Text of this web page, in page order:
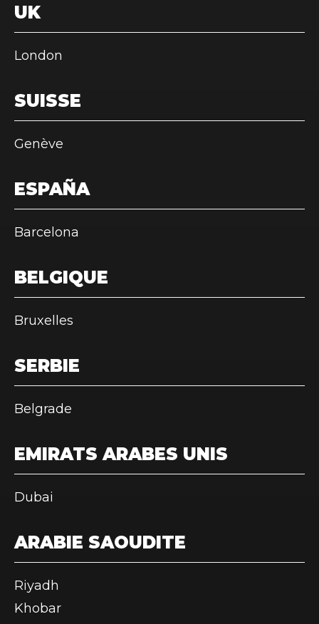
UK
London
SUISSE
Genève
ESPAÑA
Barcelona
BELGIQUE
Bruxelles
SERBIE
Belgrade
EMIRATS ARABES UNIS
Dubai
ARABIE SAOUDITE
Riyadh
Khobar